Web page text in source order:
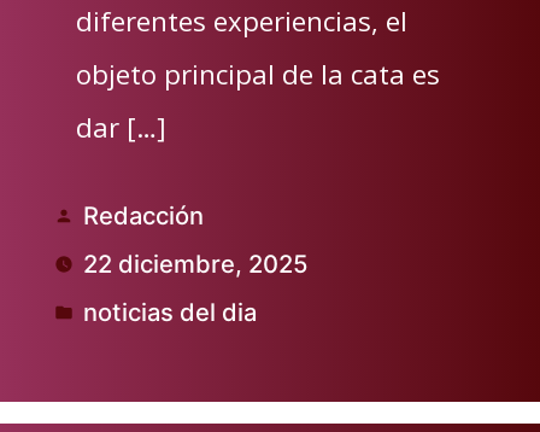
diferentes experiencias, el
objeto principal de la cata es
dar […]
Publicado
por
Redacción
22 diciembre, 2025
Publicado
noticias del dia